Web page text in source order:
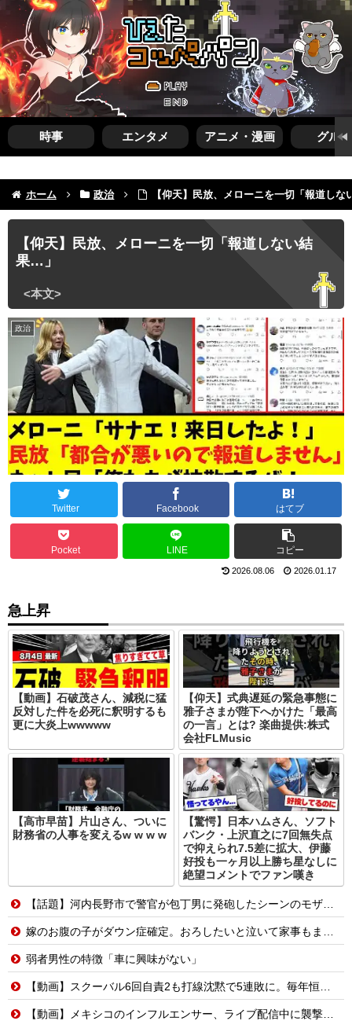
時事 エンタメ アニメ・漫画 グルメ
ホーム 政治 【仰天】民放、メローニを一切「報道し
【仰天】民放、メローニを一切「報道しない結
果…」
政治
Twitter Facebook はてブ
Pocket LINE コピー
2026.08.06 2026.01.17
急上昇
【動画】石破茂さん、減税に猛
反対した件を必死に釈明するも
更に大炎上wwwww
【仰天】式典遅延の緊急事態に
雅子さまが陛下へかけた「最高
の一言」とは? 楽曲提供:株式
会社FLMusic
【高市早苗】片山さん、ついに
財務省の人事を変えるw w w w
【驚愕】日本ハムさん、ソフト
バンク・上沢直之に7回無失点
で抑えられ7.5差に拡大、伊藤
好投も一ヶ月以上勝ち星なしに
絶望コメントでファン嘆き
【話題】河内長野市で警官が包丁男に発砲したシーンのモザ無し映像が公開される。
嫁のお腹の子がダウン症確定。おろしたいと泣いて家事もまともにしない。命を粗末にするなと叱ったら「なら貴方が会社辞めて専業主夫になって全部面倒見て。誓約書書いて」
弱者男性の特徴「車に興味がない」
【動画】スクーバル6回自責2も打線沈黙で5連敗に。毎年恒例の苦しい時期に入るドジャースファン
【動画】メキシコのインフルエンサー、ライブ配信中に襲撃されて死亡。